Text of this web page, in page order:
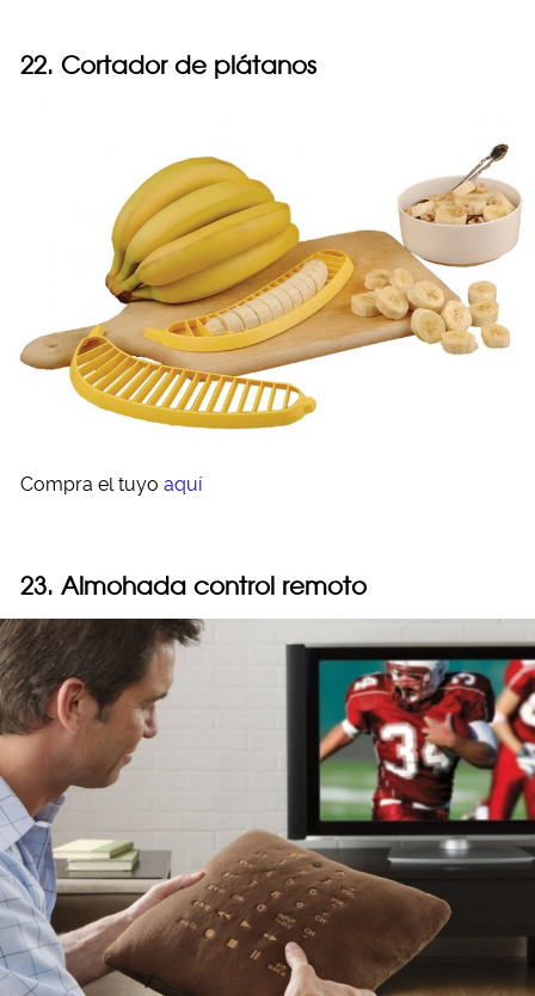
22. Cortador de plátanos
Compra el tuyo aquí
23. Almohada control remoto